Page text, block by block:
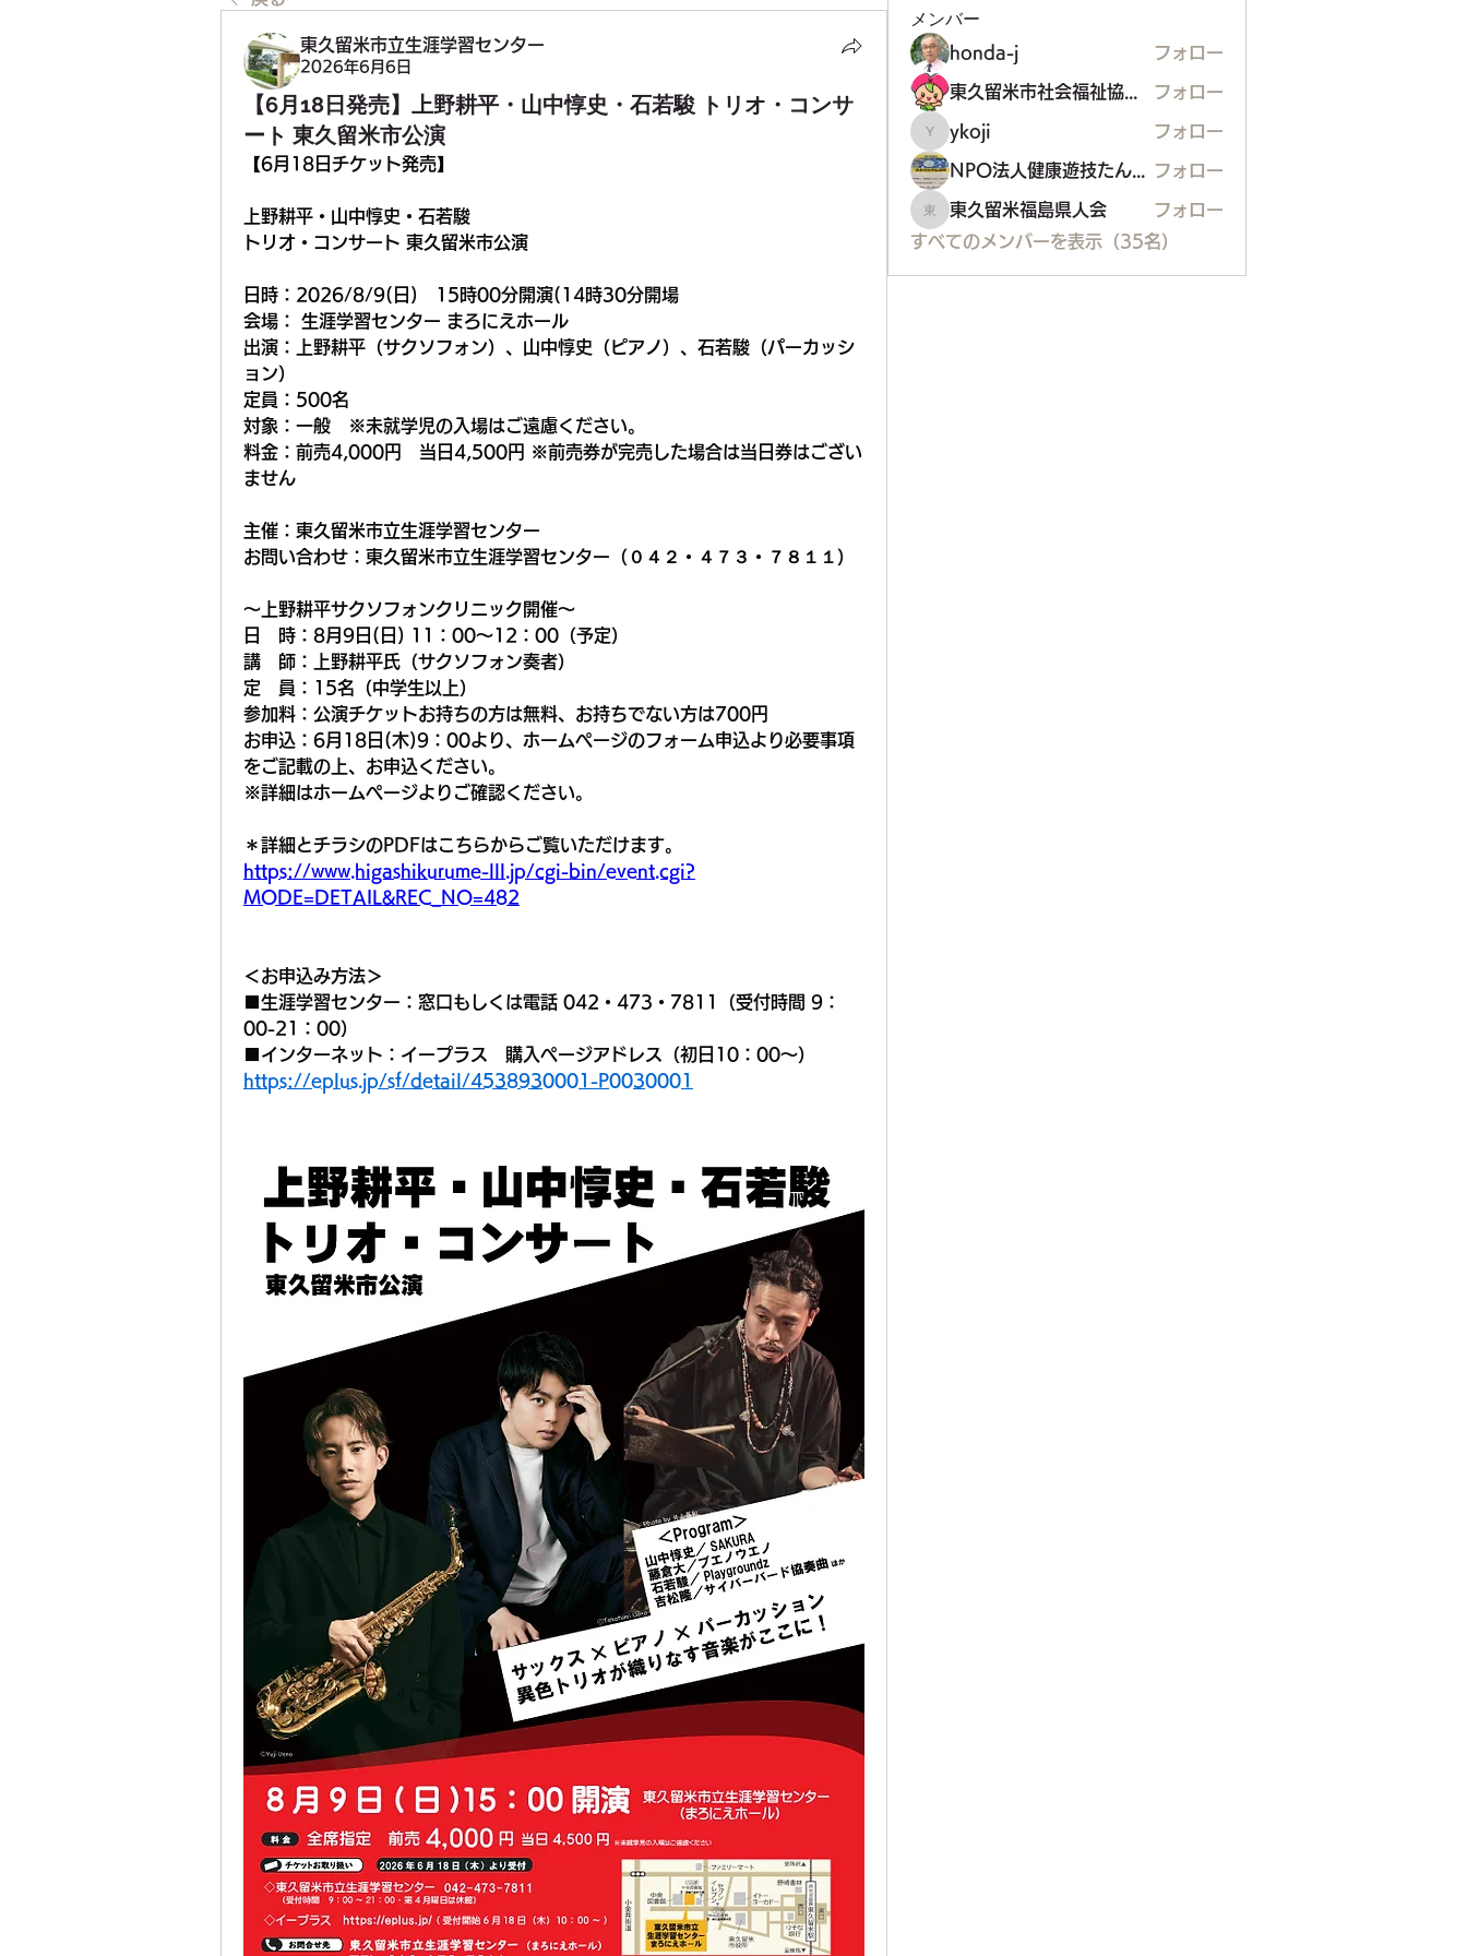
東久留米市立生涯学習センター
2026年6月6日
【6月18日発売】上野耕平・山中惇史・石若駿 トリオ・コンサ
ート 東久留米市公演
【6月18日チケット発売】
上野耕平・山中惇史・石若駿
トリオ・コンサート 東久留米市公演
日時：2026/8/9(日)　15時00分開演(14時30分開場
会場： 生涯学習センター まろにえホール
出演：上野耕平（サクソフォン）、山中惇史（ピアノ）、石若駿（パーカッシ
ョン）
定員：500名
対象：一般　※未就学児の入場はご遠慮ください。
料金：前売4,000円　当日4,500円 ※前売券が完売した場合は当日券はござい
ません
主催：東久留米市立生涯学習センター
お問い合わせ：東久留米市立生涯学習センター（０４２・４７３・７８１１）
～上野耕平サクソフォンクリニック開催～
日　時：8月9日(日) 11：00～12：00（予定）
講　師：上野耕平氏（サクソフォン奏者）
定　員：15名（中学生以上）
参加料：公演チケットお持ちの方は無料、お持ちでない方は700円
お申込：6月18日(木)9：00より、ホームページのフォーム申込より必要事項
をご記載の上、お申込ください。
※詳細はホームページよりご確認ください。
＊詳細とチラシのPDFはこちらからご覧いただけます。
https://www.higashikurume-lll.jp/cgi-bin/event.cgi?
MODE=DETAIL&REC_NO=482
＜お申込み方法＞
■生涯学習センター：窓口もしくは電話 042・473・7811（受付時間 9：
00-21：00）
■インターネット：イープラス　購入ページアドレス（初日10：00～）
https://eplus.jp/sf/detail/4538930001-P0030001
メンバー
honda-j フォロー
東久留米市社会福祉協議会 フォロー
ykoji
ykoji フォロー
NPO法人健康遊技たんぽぽ フォロー
東久留米福島県人会
東久留米福島県人会
フォロー
すべてのメンバーを表示（35名）